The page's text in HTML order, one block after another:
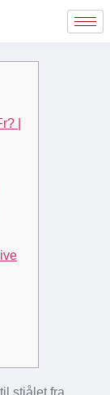
|
stjålet fra